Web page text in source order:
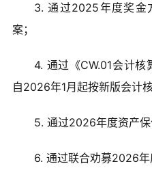
3. 通过2025年度奖金
案；
4. 通过《CW.01会计核
自2026年1月起按新版会计
5. 通过2026年度资产保
6. 通过联合劝募2026年